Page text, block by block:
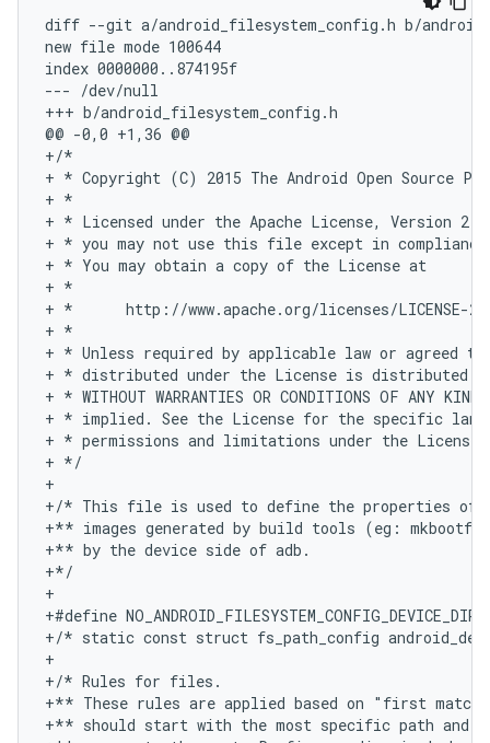
diff --git a/android_filesystem_config.h b/
new file mode 100644
index 0000000..874195f
--- /dev/null
+++ b/android_filesystem_config.h
@@ -0,0 +1,36 @@
+/*
+ * Copyright (C) 2015 The Android Open Source
+ *
+ * Licensed under the Apache License, Version
+ * you may not use this file except in
+ * You may obtain a copy of the License at
+ *
+ *      http://www.apache.org/licenses/LICENSE-
+ *
+ * Unless required by applicable law or agreed
+ * distributed under the License is distributed
+ * WITHOUT WARRANTIES OR CONDITIONS OF ANY
+ * implied. See the License for the specific
+ * permissions and limitations under the License.
+ */
+
+/* This file is used to define the properties of
+** images generated by build tools (eg:
+** by the device side of adb.
+*/
+
+#define NO_ANDROID_FILESYSTEM_CONFIG_DEVICE_DIRS
+/* static const struct fs_path_config
+
+/* Rules for files.
+** These rules are applied based on "first
+** should start with the most specific path and